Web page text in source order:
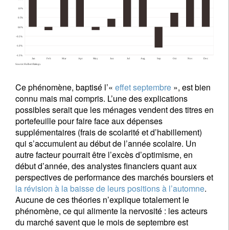
Ce phénomène, baptisé l’« effet septembre », est bien
connu mais mal compris. L’une des explications
possibles serait que les ménages vendent des titres en
portefeuille pour faire face aux dépenses
supplémentaires (frais de scolarité et d’habillement)
qui s’accumulent au début de l’année scolaire. Un
autre facteur pourrait être l’excès d’optimisme, en
début d’année, des analystes financiers quant aux
perspectives de performance des marchés boursiers et
la révision à la baisse de leurs positions à l’automne.
Aucune de ces théories n’explique totalement le
phénomène, ce qui alimente la nervosité : les acteurs
du marché savent que le mois de septembre est